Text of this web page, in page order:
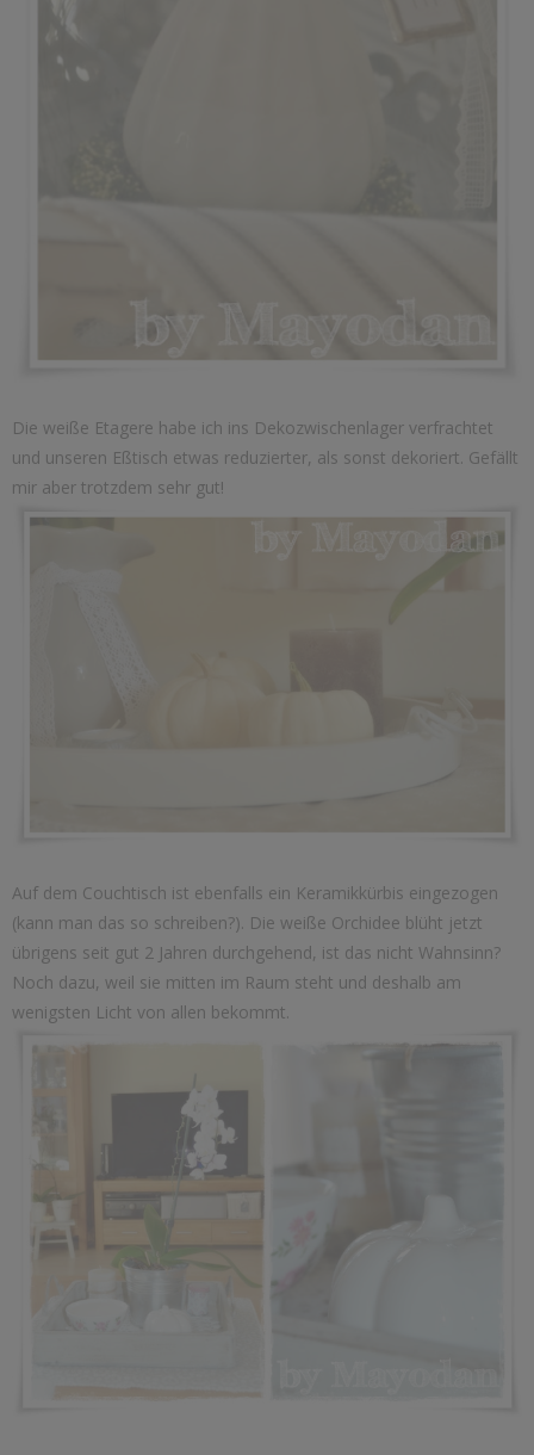
Die weiße Etagere habe ich ins Dekozwischenlager verfrachtet
und unseren Eßtisch etwas reduzierter, als sonst dekoriert. Gefällt
mir aber trotzdem sehr gut!
Auf dem Couchtisch ist ebenfalls ein Keramikkürbis eingezogen
(kann man das so schreiben?). Die weiße Orchidee blüht jetzt
übrigens seit gut 2 Jahren durchgehend, ist das nicht Wahnsinn?
Noch dazu, weil sie mitten im Raum steht und deshalb am
wenigsten Licht von allen bekommt.